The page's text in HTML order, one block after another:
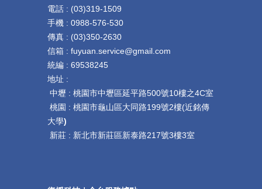
電話 : (03)319-1509
手機 : 0988-576-530
傳真 : (03)350-2630
信箱 : fuyuan.service@gmail.com
統編 : 69538245
地址 :
中壢 : 桃園市中壢區延平路500號10樓之4C室
桃園 : 桃園市龜山區大同路199號2樓(近銘傳
大學)
新莊 : 新北市新莊區新泰路217號3樓3室